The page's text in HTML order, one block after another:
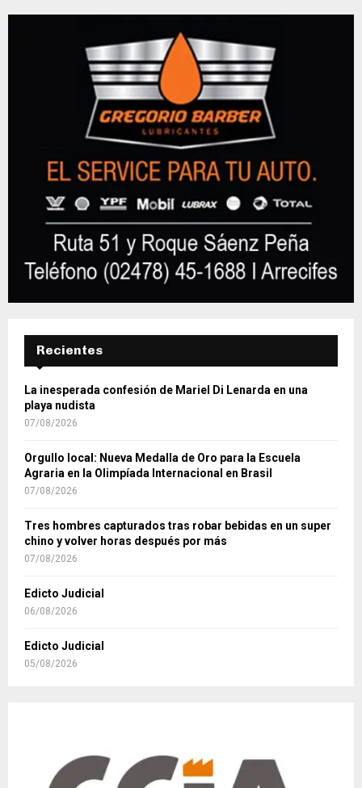
Recientes
La inesperada confesión de Mariel Di Lenarda en una
playa nudista
07/08/2026
Orgullo local: Nueva Medalla de Oro para la Escuela
Agraria en la Olimpíada Internacional en Brasil
07/08/2026
Tres hombres capturados tras robar bebidas en un super
chino y volver horas después por más
07/08/2026
Edicto Judicial
06/08/2026
Edicto Judicial
05/08/2026